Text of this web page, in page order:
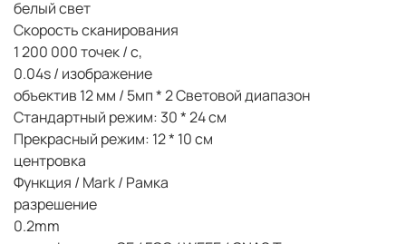
белый свет
Скорость сканирования
1 200 000 точек / с,
0.04s / изображение
объектив 12 мм / 5мп * 2 Световой диапазон
Стандартный режим: 30 * 24 см
Прекрасный режим: 12 * 10 см
центровка
Функция / Mark / Рамка
разрешение
0.2mm